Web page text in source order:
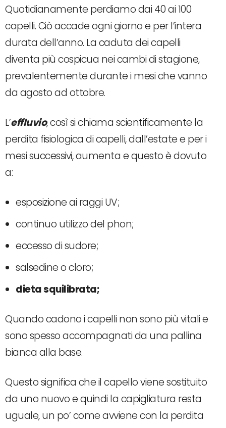
Quotidianamente perdiamo dai 40 ai 100
capelli. Ciò accade ogni giorno e per l’intera
durata dell’anno. La caduta dei capelli
diventa più cospicua nei cambi di stagione,
prevalentemente durante i mesi che vanno
da agosto ad ottobre.
L’effluvio, così si chiama scientificamente la
perdita fisiologica di capelli, dall’estate e per i
mesi successivi, aumenta e questo è dovuto
a:
esposizione ai raggi UV;
continuo utilizzo del phon;
eccesso di sudore;
salsedine o cloro;
dieta squilibrata;
Quando cadono i capelli non sono più vitali e
sono spesso accompagnati da una pallina
bianca alla base.
Questo significa che il capello viene sostituito
da uno nuovo e quindi la capigliatura resta
uguale, un po’ come avviene con la perdita